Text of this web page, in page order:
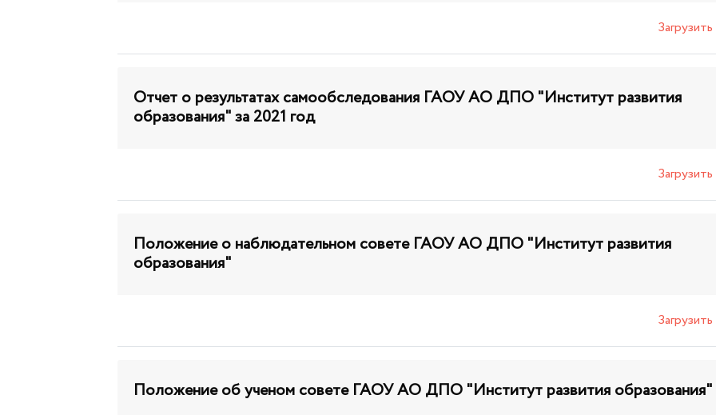
Загрузить
Отчет о результатах самообследования ГАОУ АО ДПО "Институт развития
образования" за 2021 год
Загрузить
Положение о наблюдательном совете ГАОУ АО ДПО "Институт развития
образования"
Загрузить
Положение об ученом совете ГАОУ АО ДПО "Институт развития образования"